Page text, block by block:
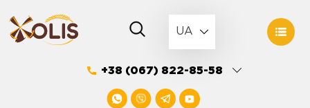
to
content
UA
+38 (067) 822-85-58